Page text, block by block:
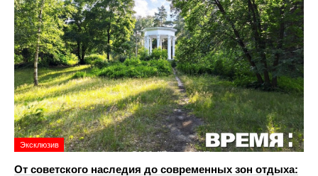
Эксклюзив
От советского наследия до современных зон отдыха: